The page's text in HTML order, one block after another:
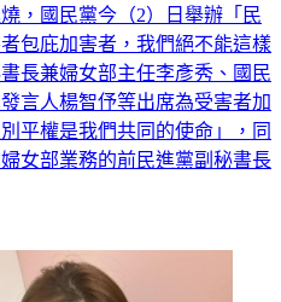
，國民黨今（2）日舉辦「民
包庇加害者，我們絕不能這樣
長兼婦女部主任李彥秀、國民
言人楊智伃等出席為受害者加
平權是我們共同的使命」，同
女部業務的前民進黨副秘書長